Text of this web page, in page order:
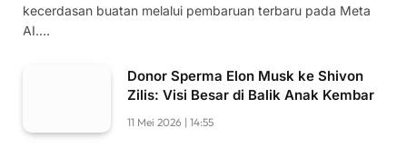
kecerdasan buatan melalui pembaruan terbaru pada Meta
AI.…
Donor Sperma Elon Musk ke Shivon
Zilis: Visi Besar di Balik Anak Kembar
11 Mei 2026 | 14:55